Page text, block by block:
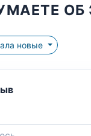
ОБ
Сначала новые